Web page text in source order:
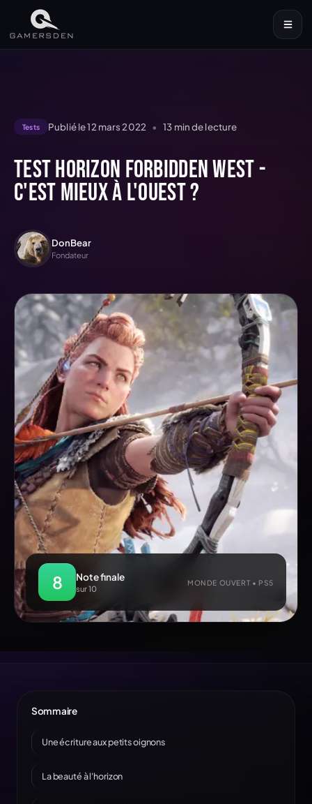
Tests Publié le12 mars 2022 • 13 min de lecture
Test Horizon Forbidden West -
c'est mieux à l'ouest ?
DonBear
Fondateur
8 Note finale
sur 10
MONDE OUVERT • PS5
Sommaire
Une écriture aux petits oignons
La beauté à l'horizon